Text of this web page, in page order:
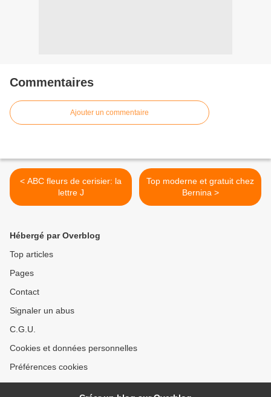
Commentaires
Ajouter un commentaire
< ABC fleurs de cerisier: la
lettre J
Top moderne et gratuit chez
Bernina >
Hébergé par Overblog
Top articles
Pages
Contact
Signaler un abus
C.G.U.
Cookies et données personnelles
Préférences cookies